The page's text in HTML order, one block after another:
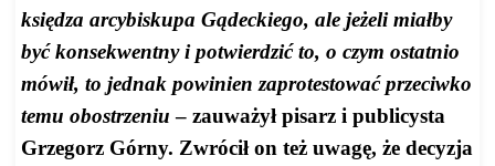
księdza arcybiskupa Gądeckiego, ale jeżeli miałby
być konsekwentny i potwierdzić to, o czym ostatnio
mówił, to jednak powinien zaprotestować przeciwko
temu obostrzeniu – zauważył pisarz i publicysta
Grzegorz Górny. Zwrócił on też uwagę, że decyzja